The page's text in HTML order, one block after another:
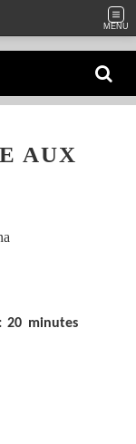
MENU
AUX
: 20 minutes